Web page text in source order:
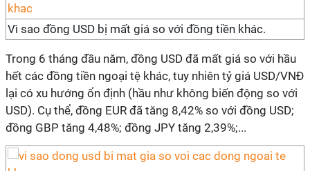
Vì sao đồng USD bị mất giá so với đồng tiền khác.
Trong 6 tháng đầu năm, đồng USD đã mất giá so với hầu
hết các đồng tiền ngoại tệ khác, tuy nhiên tỷ giá USD/VNĐ
lại có xu hướng ổn định (hầu như không biến động so với
USD). Cụ thể, đồng EUR đã tăng 8,42% so với đồng USD;
đồng GBP tăng 4,48%; đồng JPY tăng 2,39%;...